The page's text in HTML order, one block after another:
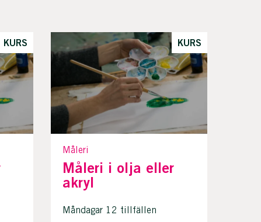
KURS KURS
Måleri
Måleri i olja eller
akryl
Måndagar 12 tillfällen